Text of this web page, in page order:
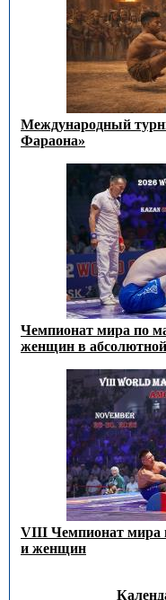
Международный
Фараона»
Чемпионат мира по
женщин в абсолютной
VIII Чемпионат мира
и женщин